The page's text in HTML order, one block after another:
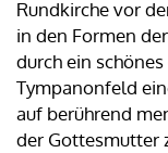
Rundkirche vor
in den Formen
durch ein
Tympanonfeld
auf berührend
der Gottesmutter